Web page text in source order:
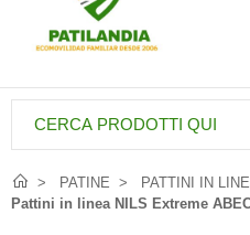
PATINE
PATTINI IN
Pattini in linea NILS Extreme